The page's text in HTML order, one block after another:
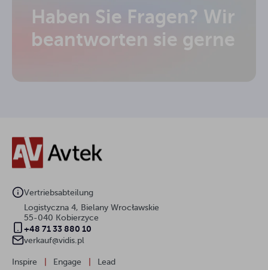
Haben Sie Fragen? Wir
beantworten sie gerne
Vertriebsabteilung
Logistyczna 4, Bielany Wrocławskie
55-040 Kobierzyce
+48 71 33 880 10
verkauf@vidis.pl
Inspire Engage Lead